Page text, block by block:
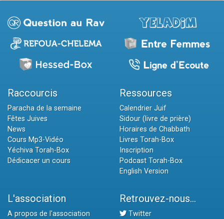
Raccourcis
Paracha de la semaine
Fêtes Juives
News
Cours Mp3-Vidéo
Yéchiva Torah-Box
Dédicacer un cours
Ressources
Calendrier Juif
Sidour (livre de prière)
Horaires de Chabbath
Livres Torah-Box
Inscription
Podcast Torah-Box
English Version
L'association
A propos de l'association
Retrouvez-nous...
Twitter